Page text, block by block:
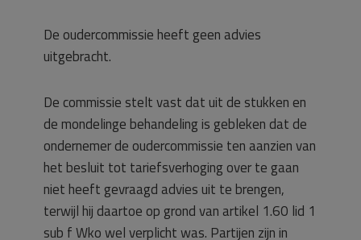
De oudercommissie heeft geen advies
uitgebracht.
De commissie stelt vast dat uit de stukken en
de mondelinge behandeling is gebleken dat de
ondernemer de oudercommissie ten aanzien van
het besluit tot tariefsverhoging over te gaan
niet heeft gevraagd advies uit te brengen,
terwijl hij daartoe op grond van artikel 1.60 lid 1
sub f Wko wel verplicht was. Partijen zijn in